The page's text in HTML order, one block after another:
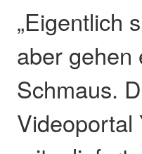
„Eigentlich
aber gehen
Schmaus.
Videoportal